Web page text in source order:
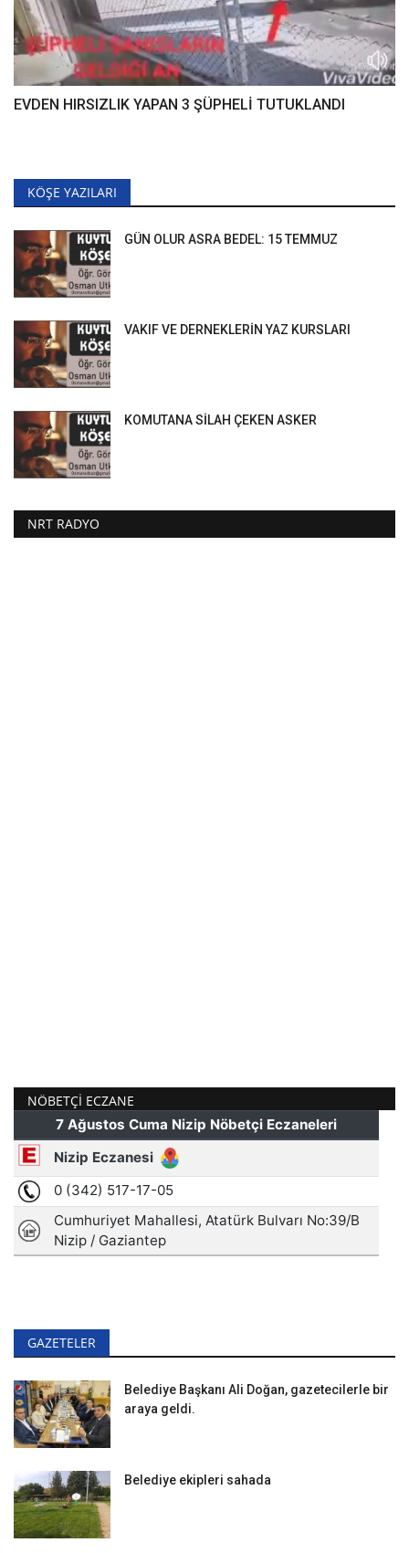
EVDEN HIRSIZLIK YAPAN 3 ŞÜPHELİ TUTUKLANDI
KÖŞE YAZILARI
GÜN OLUR ASRA BEDEL: 15 TEMMUZ
VAKIF VE DERNEKLERİN YAZ KURSLARI
KOMUTANA SİLAH ÇEKEN ASKER
NRT RADYO
NÖBETÇI ECZANE
GAZETELER
Belediye Başkanı Ali Doğan, gazetecilerle bir
araya geldi.
Belediye ekipleri sahada